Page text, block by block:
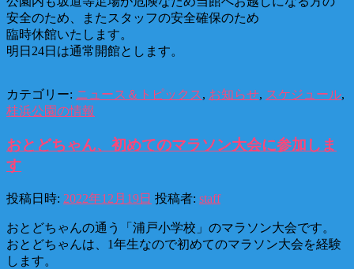
安全のため、またスタッフの安全確保のため
臨時休館いたします。
明日24日は通常開館とします。
カテゴリー: ニュース＆トピックス, お知らせ, スケジュール,
桂浜公園の情報
おとどちゃん、初めてのマラソン大会に参加しま
す
投稿日時: 2022年12月19日 投稿者: staff
おとどちゃんの通う「浦戸小学校」のマラソン大会です。
おとどちゃんは、1年生なので初めてのマラソン大会を経験
します。